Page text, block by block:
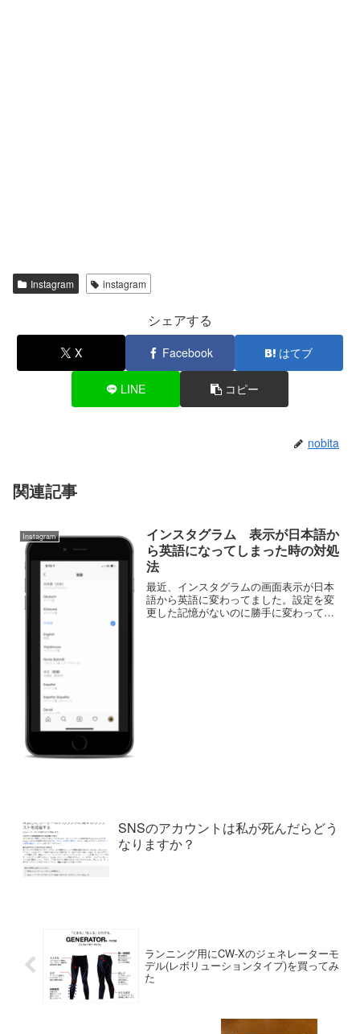
Instagram instagram
シェアする
X Facebook はてブ
LINE コピー
nobita
関連記事
Instagram
インスタグラム 表示が日本語か
ら英語になってしまった時の対処
法
最近、インスタグラムの画面表示が日本
語から英語に変わってました。設定を変
更した記憶がないのに勝手に変わってし
SNSのアカウントは私が死んだらどう
なりますか？
ランニング用にCW-Xのジェネレーターモ
デル(レボリューションタイプ)を買ってみ
た